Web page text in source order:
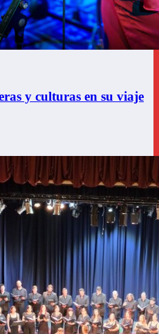
y culturas en su viaje